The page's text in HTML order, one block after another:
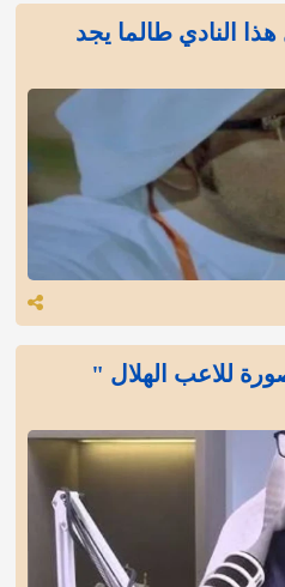
النادي طالما يجد
للاعب الهلال "